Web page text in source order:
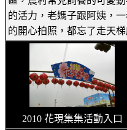
的活力，老媽子跟阿姨，
的開心拍照，都忘了走天
2010 花現集集活動入口